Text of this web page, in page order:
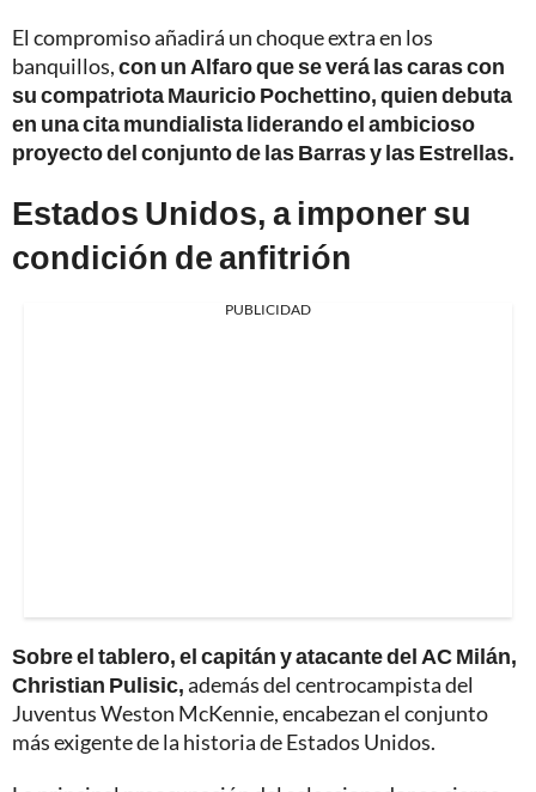
El compromiso añadirá un choque extra en los
banquillos,con un Alfaro que se verá las caras con
su compatriota Mauricio Pochettino, quien debuta
en una cita mundialista liderando el ambicioso
proyecto del conjunto de las Barras y las Estrellas.
Estados Unidos, a imponer su
condición de anfitrión
PUBLICIDAD
Sobre el tablero, el capitán y atacante del AC Milán,
Christian Pulisic,además del centrocampista del
Juventus Weston McKennie, encabezan el conjunto
más exigente de la historia de Estados Unidos.